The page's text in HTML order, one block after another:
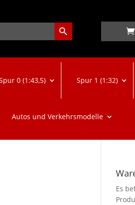
Search Button
0 (1:43,5) Spur 1 (1:32)
Autos und Verkehrsmodelle
Es